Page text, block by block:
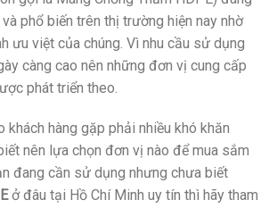
phổ biến trên thị trường hiện nay nhờ
ưu việt của chúng. Vì nhu cầu sử dụng
càng cao nên những đơn vị cung cấp
phát triển theo.
khách hàng gặp phải nhiều khó khăn
nên lựa chọn đơn vị nào để mua sắm
đang cần sử dụng nhưng chưa biết
ở đâu tại Hồ Chí Minh uy tín thì hãy tham